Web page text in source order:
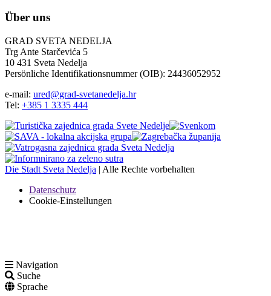
Über uns
GRAD SVETA NEDELJA
Trg Ante Starčevića 5
10 431 Sveta Nedelja
Persönliche Identifikationsnummer (OIB): 24436052952
e-mail: ured@grad-svetanedelja.hr
Tel: +385 1 3335 444
Die Stadt Sveta Nedelja | Alle Rechte vorbehalten
Datenschutz
Cookie-Einstellungen
Navigation
Suche
Sprache